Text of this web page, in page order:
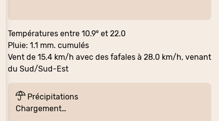
Températures entre 10.9° et 22.0
Pluie: 1.1 mm. cumulés
Vent de 15.4 km/h avec des fafales à 28.0 km/h, venant
du Sud/Sud-Est
Précipitations
Chargement…